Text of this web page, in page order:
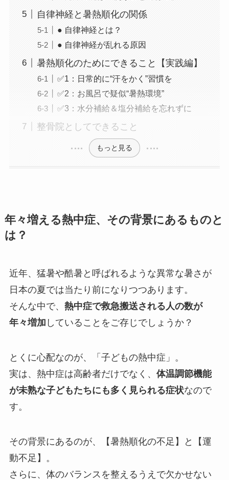
自律神経と暑熱順化の関係
● 自律神経とは？
● 自律神経が乱れる原因
暑熱順化のためにできること【実践編】
✅1：日常的に“汗をかく”習慣を
✅2：お風呂で疑似“暑熱環境”
✅3：水分補給＆塩分補給を忘れずに
整骨院としてできること
もっと見る
年々増える熱中症、その背景にあるものと
は？
近年、猛暑や酷暑と呼ばれるような異常な暑さが
日本の夏では当たり前になりつつあります。
そんな中で、 熱中症で救急搬送される人の数が
年々増加 していることをご存じでしょうか？
とくに心配なのが、「子どもの熱中症」。
実は、熱中症は高齢者だけでなく、 体温調節機能
が未熟な子どもたちにも多く見られる症状なので
す。
その背景にあるのが、【暑熱順化の不足】と【運
動不足】。
さらに、体のバランスを整えるうえで欠かせない